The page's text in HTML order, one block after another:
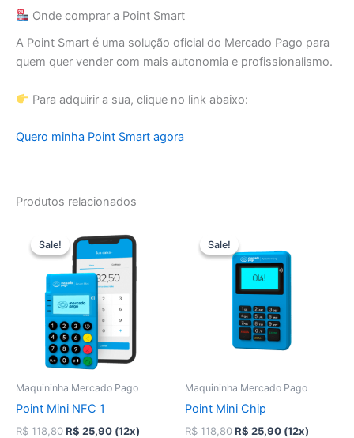
Onde comprar a Point Smart
A Point Smart é uma solução oficial do Mercado Pago para
quem quer vender com mais autonomia e profissionalismo.
Para adquirir a sua, clique no link abaixo:
Quero minha Point Smart agora
Produtos relacionados
Sale!
Sale!
Maquininha Mercado Pago
Point Mini NFC 1
R$118,80O
R$ 25,90O(12x)
Sale!
Sale!
Maquininha Mercado Pago
Point Mini Chip
R$118,80O
R$ 25,90O(12x)